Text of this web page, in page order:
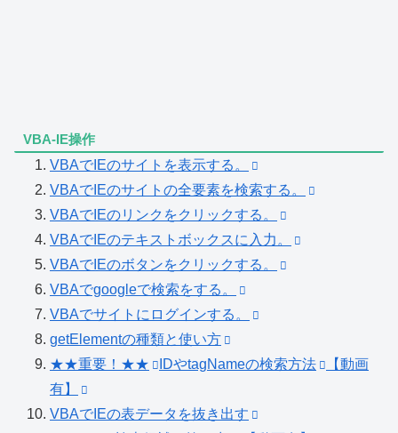
VBA-IE操作
VBAでIEのサイトを表示する。
VBAでIEのサイトの全要素を検索する。
VBAでIEのリンクをクリックする。
VBAでIEのテキストボックスに入力。
VBAでIEのボタンをクリックする。
VBAでgoogleで検索をする。
VBAでサイトにログインする。
getElementの種類と使い方
★★重要！★★
IDやtagNameの検索方法
【動画
有】
VBAでIEの表データを抜き出す